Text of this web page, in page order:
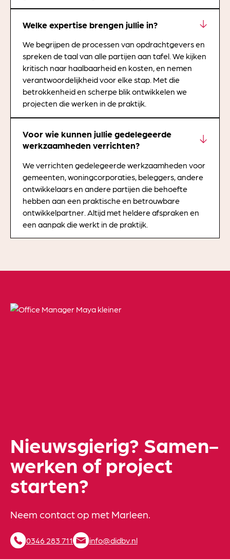
Welke expertise brengen jullie in?
We begrijpen de processen van opdrachtgevers en
spreken de taal van alle partijen aan tafel. We kijken
kritisch naar haalbaarheid en kosten, en nemen
verantwoordelijkheid voor elke stap. Met die
betrokkenheid en scherpe blik ontwikkelen we
projecten die werken in de praktijk.
Voor wie kunnen jullie gedelegeerde
werkzaamheden verrichten?
We verrichten gedelegeerde werkzaamheden voor
gemeenten, woningcorporaties, beleggers, andere
ontwikkelaars en andere partijen die behoefte
hebben aan een praktische en betrouwbare
ontwikkelpartner. Altijd met heldere afspraken en
een aanpak die werkt in de praktijk.
Nieuwsgierig? Samen­
werken of project
starten?
Neem contact op met Marleen.
0346 283 711 info@didbv.nl